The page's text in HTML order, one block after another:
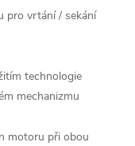
pro vrtání / sekání
technologie
mechanizmu
motoru při obou